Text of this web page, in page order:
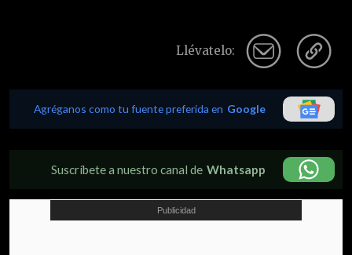
Llévatelo:
Agréganos como tu fuente preferida en Google
Suscríbete a nuestro canal de Whatsapp